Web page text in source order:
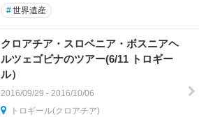
#世界遺産
クロアチア・スロベニア・ボスニアヘ
ルツェゴビナのツアー(6/11 トロギー
ル）
2016/09/29 - 2016/10/06
トロギール(クロアチア)